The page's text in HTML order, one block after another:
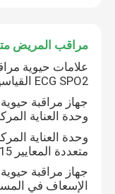
مراقب المريض
ECG SPO2 القياسية
وحدة العناية
وحدة العناية
متعددة المعايير 15 بوصة مع شاشة لمسة
جهاز مراقبة
الإسعاف في